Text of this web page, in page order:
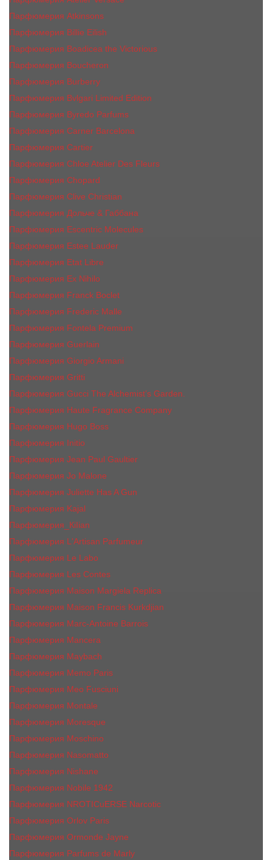
Парфюмерия Atkinsons
Парфюмерия Billie Eilish
Парфюмерия Boadicea the Victorious
Парфюмерия Boucheron
Парфюмерия Burberry
Парфюмерия Bvlgari Limited Edition
Парфюмерия Byredo Parfums
Парфюмерия Carner Barcelona
Парфюмерия Cartier
Парфюмерия Chloe Atelier Des Fleurs
Парфюмерия Сhopard
Парфюмерия Clive Christian
Парфюмерия Дольче & Габбана
Парфюмерия Escentric Molecules
Парфюмерия Estee Lаudеr
Парфюмерия Etat Libre
Парфюмерия Ex Nihilo
Парфюмерия Franck Boclet
Парфюмерия Frеderic Mаlle
Парфюмерия Fontela Premium
Парфюмерия Guerlain
Парфюмерия Giorgio Armani
Парфюмерия Gritti
Парфюмерия Gucci The Alchemist’s Garden.
Парфюмерия Haute Fragrance Company
Парфюмерия Hugo Boss
Парфюмерия Initio
Парфюмерия Jean Paul Gaultier
Парфюмерия Jо Malоnе
Парфюмерия Juliette Has A Gun
Парфюмерия Kajal
Парфюмерия_КiIiаn
Парфюмерия L'Artisan Parfumeur
Парфюмерия Le Labo
Парфюмерия Les Contes
Парфюмерия Maison Margiela Replica
Парфюмерия Maison Francis Kurkdjian
Парфюмерия Marc-Antoine Barrois
Парфюмерия Mancera
Парфюмерия Maybach
Парфюмерия Memo Paris
Парфюмерия Meo Fusciuni
Парфюмерия Montale
Парфюмерия Moresque
Парфюмерия Moschino
Парфюмерия Nasomatto
Парфюмерия Nishane
Парфюмерия Nobile 1942
Парфюмерия NROTICuERSE Narcotic
Парфюмерия Orlov Paris
Парфюмерия Ormonde Jayne
Парфюмерия Parfums de Marly